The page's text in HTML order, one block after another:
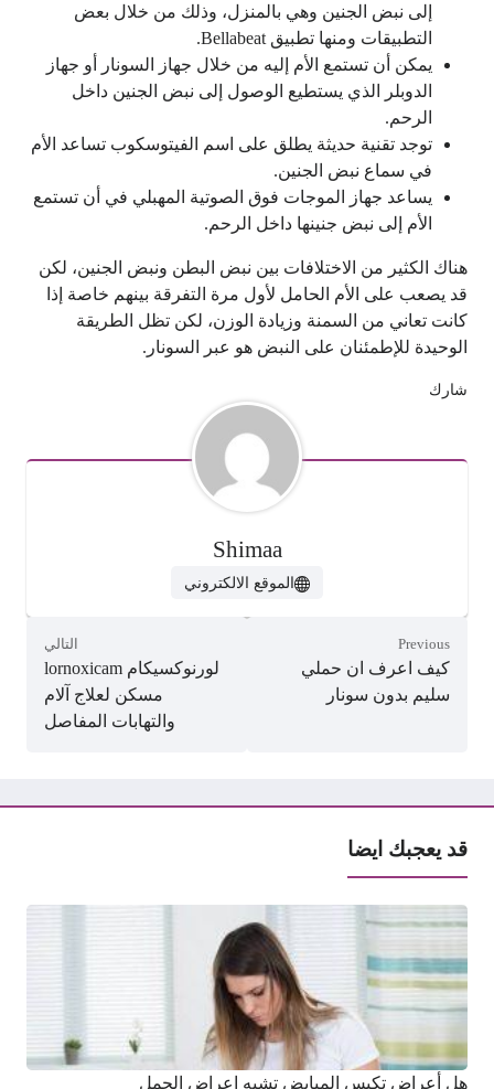
إلى نبض الجنين وهي بالمنزل، وذلك من خلال بعض
التطبيقات ومنها تطبيق Bellabeat.
يمكن أن تستمع الأم إليه من خلال جهاز السونار أو جهاز
الدوبلر الذي يستطيع الوصول إلى نبض الجنين داخل
الرحم.
توجد تقنية حديثة يطلق على اسم الفيتوسكوب تساعد الأم
في سماع نبض الجنين.
يساعد جهاز الموجات فوق الصوتية المهبلي في أن تستمع
الأم إلى نبض جنينها داخل الرحم.
هناك الكثير من الاختلافات بين نبض البطن ونبض الجنين، لكن
قد يصعب على الأم الحامل لأول مرة التفرقة بينهم خاصة إذا
كانت تعاني من السمنة وزيادة الوزن، لكن تظل الطريقة
الوحيدة للإطمئنان على النبض هو عبر السونار.
شارك
Shimaa
الموقع الالكتروني
Previous
كيف اعرف ان حملي
سليم بدون سونار
التالي
لورنوكسيكام lornoxicam
مسكن لعلاج آلام
والتهابات المفاصل
قد يعجبك ايضا
هل أعراض تكيس المبايض تشبه اعراض الحمل